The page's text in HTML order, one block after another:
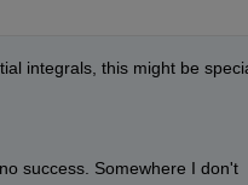
integrals, this might be
success. Somewhere I don't